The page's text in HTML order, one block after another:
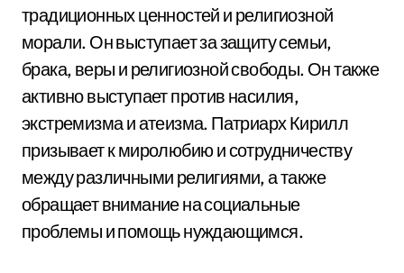
традиционных ценностей и религиозной
морали. Он выступает за защиту семьи,
брака, веры и религиозной свободы. Он также
активно выступает против насилия,
экстремизма и атеизма. Патриарх Кирилл
призывает к миролюбию и сотрудничеству
между различными религиями, а также
обращает внимание на социальные
проблемы и помощь нуждающимся.